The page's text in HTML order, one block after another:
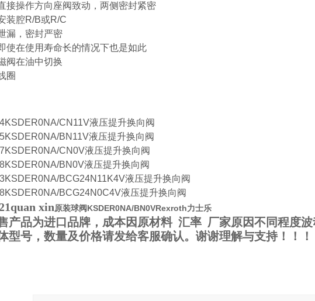
接操作方向座阀致动，两侧密封紧密
装腔R/B或R/C
漏，密封严密
使在使用寿命长的情况下也是如此
阀在油中切换
圈
CN11V液压提升换向阀
BN11V液压提升换向阀
CN0V液压提升换向阀
BN0V液压提升换向阀
BCG24N11K4V液压提升换向阀
BCG24N0C4V液压提升换向阀
xin原装球阀KSDER0NA/BN0VRexroth力士乐
产品为进口品牌，成本因原材料 汇率 厂家原因不同程度
型号，数量及价格请发给客服确认。谢谢理解与支持！！！